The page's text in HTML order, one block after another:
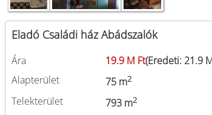
Eladó Családi ház Abádszalók
Ára 19.9 M Ft(Eredeti: 21.9
Alapterület
75 m2
Telekterület 793 m2